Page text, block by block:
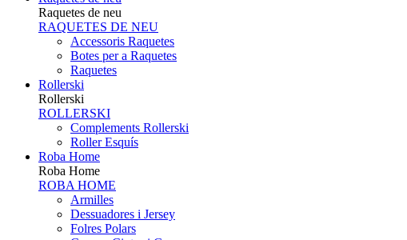
Raquetes de neu
RAQUETES DE NEU
Accessoris Raquetes
Botes per a Raquetes
Raquetes
Rollerski
Rollerski
ROLLERSKI
Complements Rollerski
Roller Esquís
Roba Home
Roba Home
ROBA HOME
Armilles
Dessuadores i Jersey
Folres Polars